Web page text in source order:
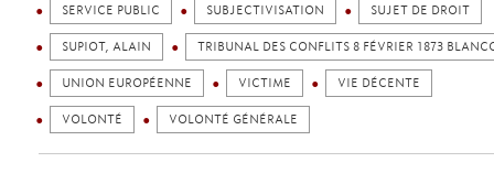
SERVICE PUBLIC SUBJECTIVISATION SUJET DE DROIT
SUPIOT, ALAIN TRIBUNAL DES CONFLITS 8 FÉVRIER 1873
UNION EUROPÉENNE VICTIME VIE DÉCENTE
VOLONTÉ VOLONTÉ GÉNÉRALE